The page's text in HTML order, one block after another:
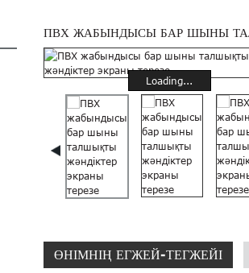
ПВХ ЖАБЫНДЫСЫ БАР ШЫНЫ
Loading...
ӨНІМНІҢ ЕГЖЕЙ-ТЕГЖЕЙІ